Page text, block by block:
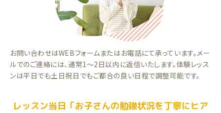
お問い合わせはWEBフォームまたはお電話にて承っています。メー
ルでのご連絡には、通常1～2日以内に返信いたします。体験レッス
ンは平日でも土日祝日でもご都合の良い日程で調整可能です。
レッスン当日「お子さんの勉強状況を丁寧にヒア